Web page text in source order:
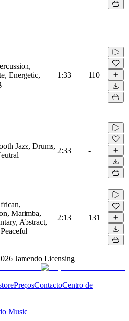
Energetic,
1:33 110
Jazz, Drums,
2:33 -
Marimba,
Abstract,
2:13 131
Jamendo Licensing
PreçosContactoCentro de
Music